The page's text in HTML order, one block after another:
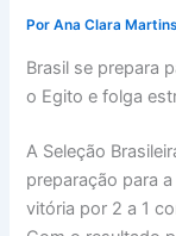
PorAna Clara
Brasil se prepara
o Egito e folga
A Seleção
preparação para
vitória por 2 a 1